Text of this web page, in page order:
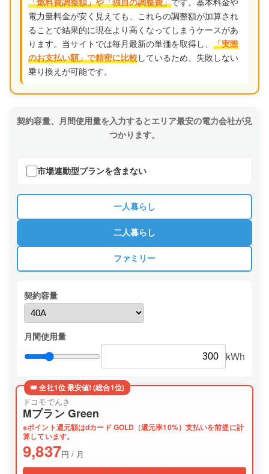
「燃料費調整額」や「独自の調整費」
電力量料金が安く見えても、これらの調整額が加算され
ることで結果的に現在より高くなってしまうケースがあ
ります。当サイトでは毎月最新の単価を取得し、 「実際
のお支払い額」で精密に比較しているため、失敗しない
乗り換えが可能です。
契約容量、月間使用量を入力するとエリア最安の電力会社が見
つかります。
市場連動型プランを含まない
一人暮らし
二人暮らし
ファミリー
契約容量
月間使用量
kWh
👑 全社1位 最安値! (総合1位)
ドコモでんき
Mプラン Green
※ポイント還元額はdカード GOLD（還元率10%）支払いを前提に計
算しています。
9,837円 / 月